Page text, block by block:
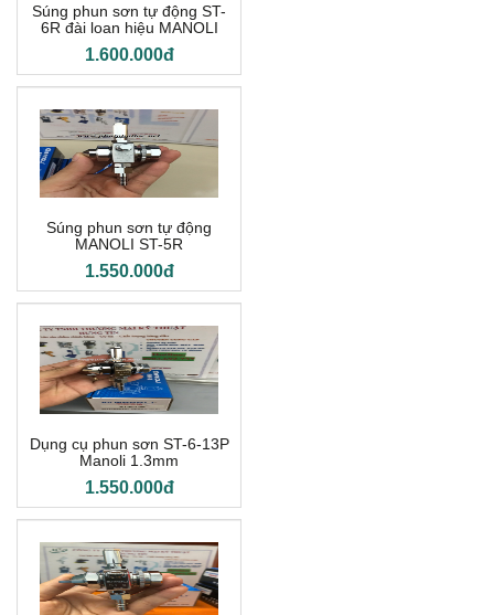
Súng phun sơn tự động ST-
6R đài loan hiệu MANOLI
1.600.000đ
Súng phun sơn tự động
MANOLI ST-5R
1.550.000đ
Dụng cụ phun sơn ST-6-13P
Manoli 1.3mm
1.550.000đ